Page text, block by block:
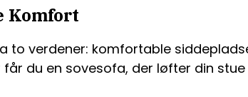
Komfort
to verdener: komfortable
du en sovesofa, der løfter din